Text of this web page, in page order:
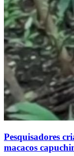
Pesquisadores
macacos